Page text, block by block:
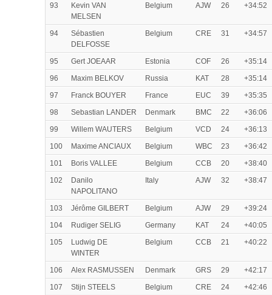
93
Kevin VAN
MELSEN
Belgium AJW 26 +34:52
94
Sébastien
DELFOSSE
Belgium CRE 31 +34:57
95 Gert JOEAAR Estonia COF 26
+35:14
96
Maxim BELKOV Russia KAT 28
+35:14
97
Franck BOUYER France EUC 39
+35:35
98
Sebastian LANDER Denmark BMC 22
+36:06
99
Willem WAUTERS Belgium VCD 24
+36:13
100
Maxime ANCIAUX Belgium WBC 23
+36:42
101
Boris VALLEE Belgium CCB 20
+38:40
102
Danilo
NAPOLITANO
Italy AJW 32 +38:47
103 Jérôme GILBERT Belgium AJW 29
+39:24
104
Rudiger SELIG Germany KAT 24
+40:05
105
Ludwig DE
WINTER
Belgium CCB 21 +40:22
106 Alex RASMUSSEN Denmark GRS 29
+42:17
107
Stijn STEELS Belgium CRE 24
+42:46